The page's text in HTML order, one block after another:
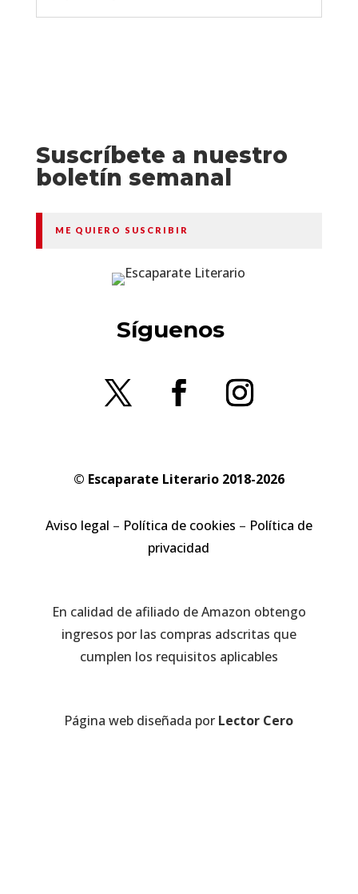
Suscríbete a nuestro
boletín semanal
ME QUIERO SUSCRIBIR
Síguenos
© Escaparate Literario 2018-2026
Aviso legal – Política de cookies – Política de
privacidad
En calidad de afiliado de Amazon obtengo
ingresos por las compras adscritas que
cumplen los requisitos aplicables
Página web diseñada por Lector Cero